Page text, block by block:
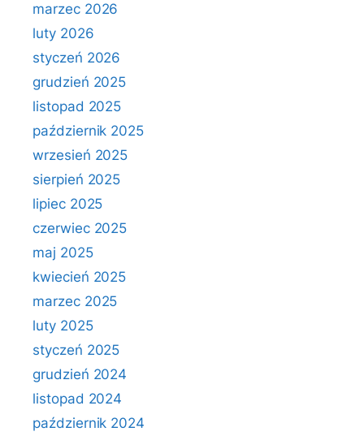
marzec 2026
luty 2026
styczeń 2026
grudzień 2025
listopad 2025
październik 2025
wrzesień 2025
sierpień 2025
lipiec 2025
czerwiec 2025
maj 2025
kwiecień 2025
marzec 2025
luty 2025
styczeń 2025
grudzień 2024
listopad 2024
październik 2024